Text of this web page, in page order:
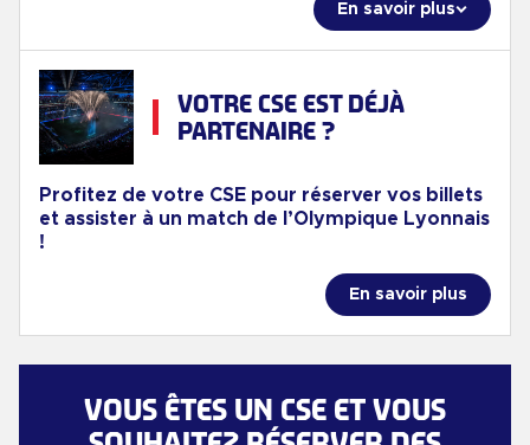
En savoir plus
VOTRE CSE EST DÉJÀ
PARTENAIRE ?
Profitez de votre CSE pour réserver vos billets
et assister à un match de l’Olympique Lyonnais
!
En savoir plus
VOUS ÊTES UN CSE ET VOUS